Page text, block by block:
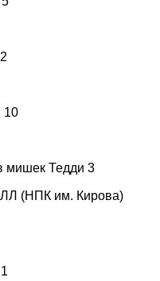
10
мишек Тедди 3
(НПК им. Кирова)
1